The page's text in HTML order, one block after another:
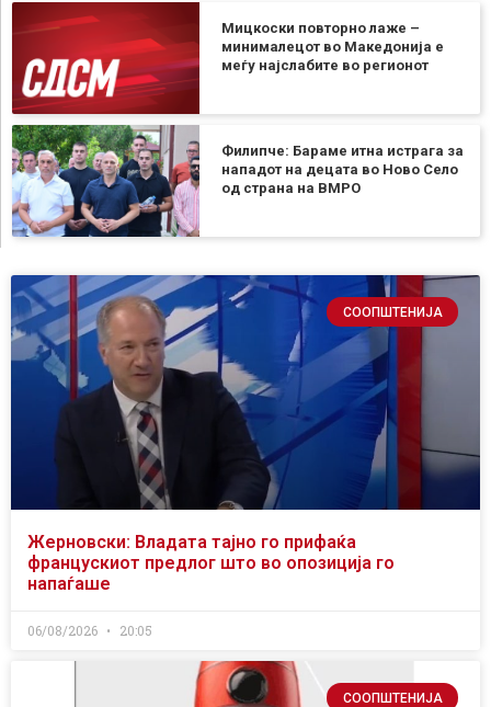
Мицкоски повторно лаже –
минималецот во Македонија е
меѓу најслабите во регионот
Филипче: Бараме итна истрага за
нападот на децата во Ново Село
од страна на ВМРО
СООПШТЕНИЈА
Жерновски: Владата тајно го прифаќа
францускиот предлог што во опозиција го
напаѓаше
06/08/2026 20:05
СООПШТЕНИЈА